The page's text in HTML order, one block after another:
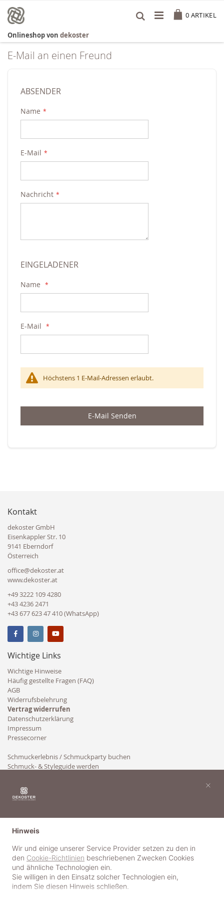
Inhalt
springen
0 ARTIKEL
Onlineshop von dekoster
E-Mail an einen Freund
ABSENDER
Name
E-Mail
Nachricht
EINGELADENER
Name
E-Mail
Höchstens 1 E-Mail-Adressen erlaubt.
E-Mail Senden
Kontakt
dekoster GmbH
Eisenkappler Str. 10
9141 Eberndorf
Österreich
office@dekoster.at
www.dekoster.at
+49 3222 109 4280
+43 4236 2471
+43 677 623 47 410 (WhatsApp)
Wichtige Links
Wichtige Hinweise
Häufig gestellte Fragen (FAQ)
AGB
Widerrufsbelehrung
Vertrag widerrufen
Datenschutzerklärung
Impressum
Pressecorner
Schmuckerlebnis / Schmuckparty buchen
Schmuck- & Styleguide werden
Hinweis
Wir und einige unserer Service Provider setzen zu den in
den Cookie-Richtlinien beschriebenen Zwecken Cookies
und ähnliche Technologien ein.
Sie willigen in den Einsatz solcher Technologien ein,
indem Sie diesen Hinweis schließen.
×